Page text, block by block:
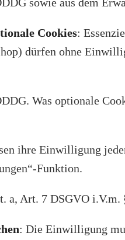
Cookies:
dürfen ohne
Was optionale
ihre Einwilligung
Funktion.
a, Art. 7 DSGVO i.V.m.
: Die Einwilligung